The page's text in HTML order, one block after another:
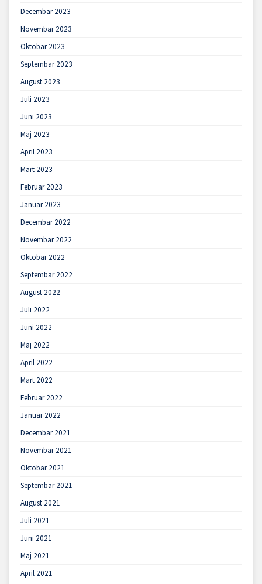
Decembar 2023
Novembar 2023
Oktobar 2023
Septembar 2023
August 2023
Juli 2023
Juni 2023
Maj 2023
April 2023
Mart 2023
Februar 2023
Januar 2023
Decembar 2022
Novembar 2022
Oktobar 2022
Septembar 2022
August 2022
Juli 2022
Juni 2022
Maj 2022
April 2022
Mart 2022
Februar 2022
Januar 2022
Decembar 2021
Novembar 2021
Oktobar 2021
Septembar 2021
August 2021
Juli 2021
Juni 2021
Maj 2021
April 2021